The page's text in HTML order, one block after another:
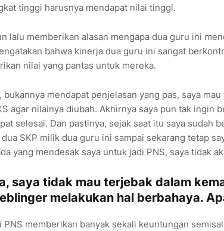
tinggi harusnya mendapat nilai tinggi.
lalu memberikan alasan mengapa dua guru ini
bahwa kinerja dua guru ini sangat
nilai yang pantas untuk mereka.
bukannya mendapat penjelasan yang pas, saya
agar nilainya diubah. Akhirnya saya pun tak ingin
selesai. Dan pastinya, sejak saat itu saya sudah
dua SKP milik dua guru ini sampai sekarang tetap
yang mendesak saya untuk jadi PNS, saya tidak
saya tidak mau terjebak dalam
melakukan hal berbahaya.
PNS memberikan banyak sekali keuntungan